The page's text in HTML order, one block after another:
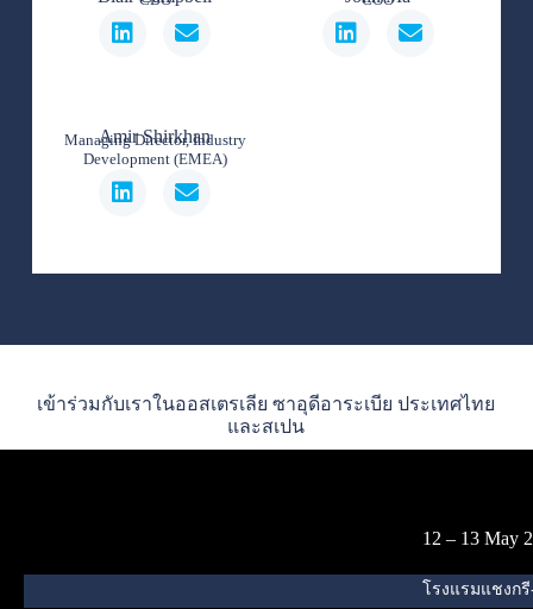
Amir Shirkhan
Managing Director, Industry
Development (EMEA)
เข้าร่วมกับเราในออสเตรเลีย ซาอุดีอาระเบีย ประเทศไทย
และสเปน
12 – 13 May
โรงแรมแชงก